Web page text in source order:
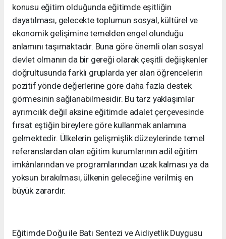
konusu eğitim olduğunda eğitimde eşitliğin
dayatılması, gelecekte toplumun sosyal, kültürel ve
ekonomik gelişimine temelden engel olunduğu
anlamını taşımaktadır. Buna göre önemli olan sosyal
devlet olmanın da bir gereği olarak çeşitli değişkenler
doğrultusunda farklı gruplarda yer alan öğrencelerin
pozitif yönde değerlerine göre daha fazla destek
görmesinin sağlanabilmesidir. Bu tarz yaklaşımlar
ayrımcılık değil aksine eğitimde adalet çerçevesinde
fırsat eştiğin bireylere göre kullanmak anlamına
gelmektedir. Ülkelerin gelişmişlik düzeylerinde temel
referanslardan olan eğitim kurumlarının adil eğitim
imkânlarından ve programlarından uzak kalması ya da
yoksun bırakılması, ülkenin geleceğine verilmiş en
büyük zarardır.
Eğitimde Doğu ile Batı Sentezi ve Aidiyetlik Duygusu